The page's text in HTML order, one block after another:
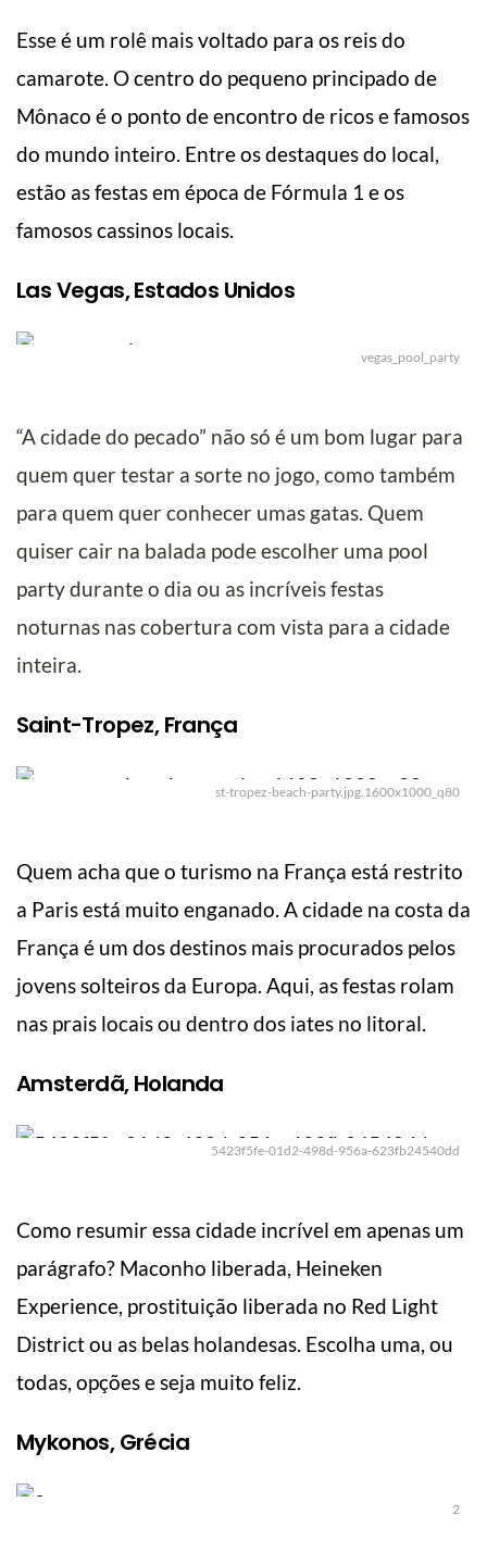
Esse é um rolê mais voltado para os reis do
camarote. O centro do pequeno principado de
Mônaco é o ponto de encontro de ricos e famosos
do mundo inteiro. Entre os destaques do local,
estão as festas em época de Fórmula 1 e os
famosos cassinos locais.
Las Vegas, Estados Unidos
vegas_pool_party
“A cidade do pecado” não só é um bom lugar para
quem quer testar a sorte no jogo, como também
para quem quer conhecer umas gatas. Quem
quiser cair na balada pode escolher uma pool
party durante o dia ou as incríveis festas
noturnas nas cobertura com vista para a cidade
inteira.
Saint-Tropez, França
st-tropez-beach-party.jpg.1600x1000_q80
Quem acha que o turismo na França está restrito
a Paris está muito enganado. A cidade na costa da
França é um dos destinos mais procurados pelos
jovens solteiros da Europa. Aqui, as festas rolam
nas prais locais ou dentro dos iates no litoral.
Amsterdã, Holanda
5423f5fe-01d2-498d-956a-623fb24540dd
Como resumir essa cidade incrível em apenas um
parágrafo? Maconho liberada, Heineken
Experience, prostituição liberada no Red Light
District ou as belas holandesas. Escolha uma, ou
todas, opções e seja muito feliz.
Mykonos, Grécia
2